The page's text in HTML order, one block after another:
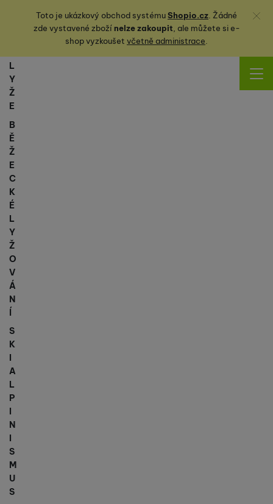
Toto je ukázkový obchod systémuShopio.cz. Žádné
zde vystavené zbožínelze zakoupit, ale můžete sie-
shop vyzkoušet včetně administrace.
Zavřít
L
Y
Ž
E
B
Ě
Ž
E
C
K
É
L
Y
Ž
O
V
Á
N
Í
S
K
I
A
L
P
I
N
I
S
M
U
S